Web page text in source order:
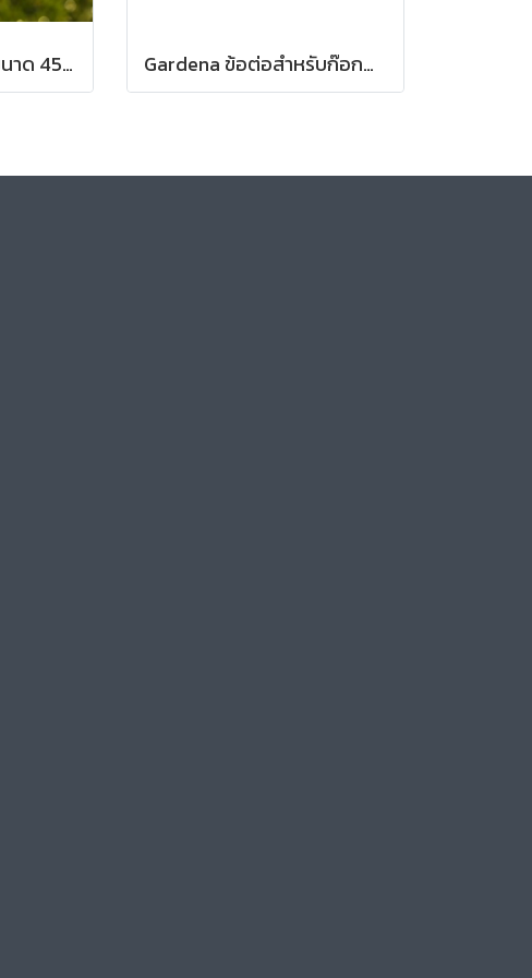
HARPER ปะกับล่าง ขนาด 45 มม. รูแกนกลาง 15 มม. หนา 6 มม. สำหรับจานเอ็น กระปุกเอ็น Gardena ข้อต่อสำหรับก๊อกน้ำขนาด 13 มม. (1/2") – เกลียว 3/4" (13222-20)